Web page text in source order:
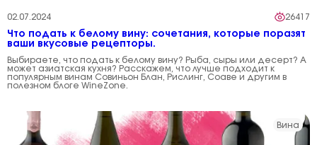
02.07.2024 26417
Что подать к белому вину: сочетания, которые поразят
ваши вкусовые рецепторы.
Выбираете, что подать к белому вину? Рыба, сыры или десерт? А
может азиатская кухня? Расскажем, что лучше подходит к
популярным винам Совиньон Блан, Рислинг, Соаве и другим в
полезном блоге WineZone.
Вина